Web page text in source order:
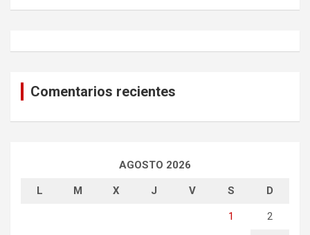
h
Comentarios recientes
AGOSTO 2026
L M X J V S D
1 2